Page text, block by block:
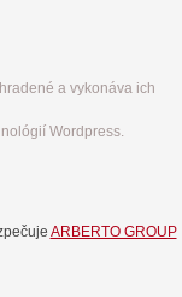
a vykonáva ich
Wordpress.
ARBERTO GROUP